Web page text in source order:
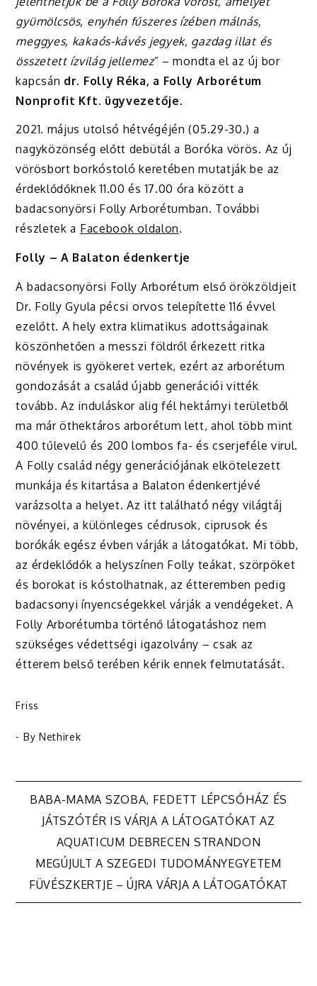
gyümölcsös, enyhén fűszeres ízében málnás,
meggyes, kakaós-kávés jegyek, gazdag illat és
összetett ízvilág jellemez” – mondta el az új bor
kapcsán dr. Folly Réka, a Folly Arborétum
Nonprofit Kft. ügyvezetője.
2021. május utolsó hétvégéjén (05.29-30.) a
nagyközönség előtt debütál a Boróka vörös. Az új
vörösbort borkóstoló keretében mutatják be az
érdeklődőknek 11.00 és 17.00 óra között a
badacsonyörsi Folly Arborétumban. További
részletek a Facebook oldalon.
Folly – A Balaton édenkertje
A badacsonyörsi Folly Arborétum első örökzöldjeit
Dr. Folly Gyula pécsi orvos telepítette 116 évvel
ezelőtt. A hely extra klimatikus adottságainak
köszönhetően a messzi földről érkezett ritka
növények is gyökeret vertek, ezért az arborétum
gondozását a család újabb generációi vitték
tovább. Az induláskor alig fél hektárnyi területből
ma már öthektáros arborétum lett, ahol több mint
400 tűlevelű és 200 lombos fa- és cserjeféle virul.
A Folly család négy generációjának elkötelezett
munkája és kitartása a Balaton édenkertjévé
varázsolta a helyet. Az itt található négy világtáj
növényei, a különleges cédrusok, ciprusok és
borókák egész évben várják a látogatókat. Mi több,
az érdeklődők a helyszínen Folly teákat, szörpöket
és borokat is kóstolhatnak, az étteremben pedig
badacsonyi ínyencségekkel várják a vendégeket. A
Folly Arborétumba történő látogatáshoz nem
szükséges védettségi igazolvány – csak az
étterem belső terében kérik ennek felmutatását.
Friss
- By Nethirek
Bejegyzés
navigáció
BABA-MAMA SZOBA, FEDETT LÉPCSŐHÁZ ÉS
JÁTSZÓTÉR IS VÁRJA A LÁTOGATÓKAT AZ
AQUATICUM DEBRECEN STRANDON
MEGÚJULT A SZEGEDI TUDOMÁNYEGYETEM
FÜVÉSZKERTJE – ÚJRA VÁRJA A LÁTOGATÓKAT